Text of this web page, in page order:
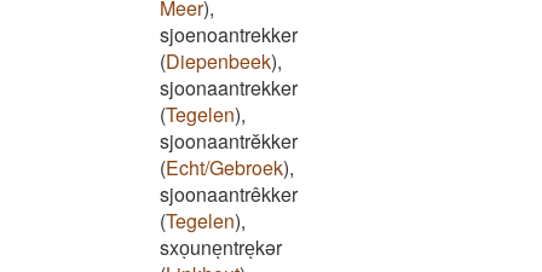
Meer),
sjoenoantrekker
(Diepenbeek),
sjoonaantrekker
(Tegelen),
sjoonaantrĕkker
(Echt/Gebroek),
sjoonaantrêkker
(Tegelen),
sxoͅuneͅntreͅkər